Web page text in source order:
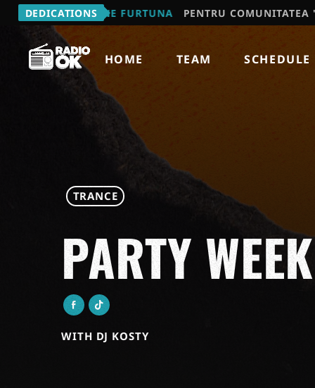
DEDICATIONS
- VINE FURTUNA PENTRU COMUNITATEA "JOCUL
HOME TEAM SCHEDULE
TRANCE
PARTY
WITH DJ KOSTY